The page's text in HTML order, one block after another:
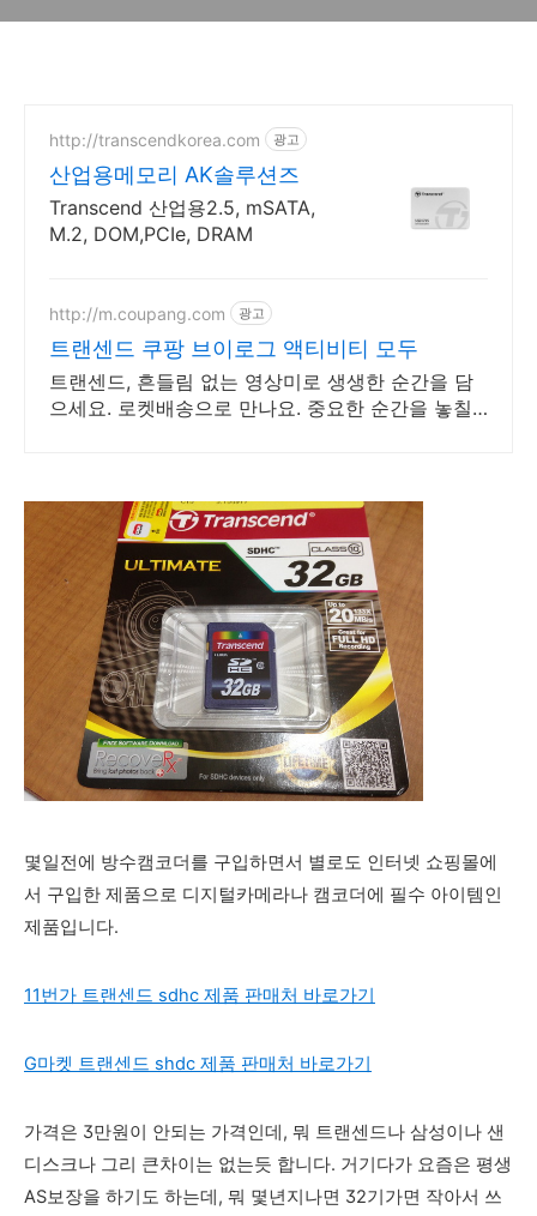
http://transcendkorea.com 광고
산업용메모리 AK솔루션즈
Transcend 산업용2.5, mSATA,
M.2, DOM,PCIe, DRAM
http://m.coupang.com 광고
트랜센드 쿠팡 브이로그 액티비티 모두
트랜센드, 흔들림 없는 영상미로 생생한 순간을 담
으세요. 로켓배송으로 만나요. 중요한 순간을 놓칠
몇일전에 방수캠코더를 구입하면서 별로도 인터넷 쇼핑몰에
서 구입한 제품으로 디지털카메라나 캠코더에 필수 아이템인
제품입니다.
11번가 트랜센드 sdhc 제품 판매처 바로가기
G마켓 트랜센드 shdc 제품 판매처 바로가기
가격은 3만원이 안되는 가격인데, 뭐 트랜센드나 삼성이나 샌
디스크나 그리 큰차이는 없는듯 합니다. 거기다가 요즘은 평생
AS보장을 하기도 하는데, 뭐 몇년지나면 32기가면 작아서 쓰